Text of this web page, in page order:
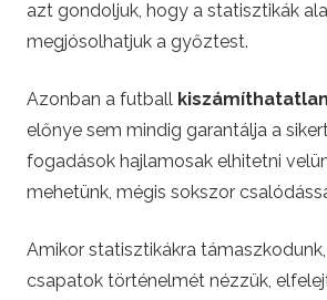
azt gondoljuk, hogy a statisztikák
megjósolhatjuk a győztest.
Azonban a futball kiszámíthatatlan
előnye sem mindig garantálja a
fogadások hajlamosak elhitetni
mehetünk, mégis sokszor
Amikor statisztikákra
csapatok történelmét nézzük,